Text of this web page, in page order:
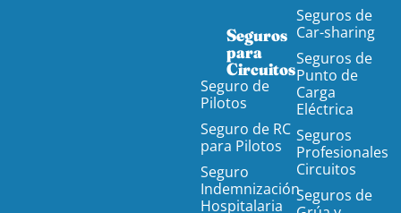
Seguros
para
Circuitos
Seguro de
Pilotos
Seguro de RC
para Pilotos
Seguro
Indemnización
Hospitalaria
Seguros de
Car-sharing
Seguros de
Punto de
Carga
Eléctrica
Seguros
Profesionales
Circuitos
Seguros de